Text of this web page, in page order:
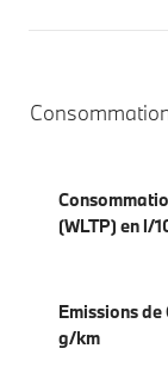
(WLTP) en l/
Emissions de
g/km